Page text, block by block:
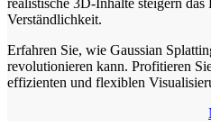
Verständlichkeit.
Erfahren Sie, wie Gaussian
revolutionieren kann. Profitieren
effizienten und flexiblen